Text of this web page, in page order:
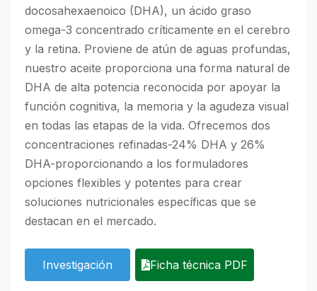
docosahexaenoico (DHA), un ácido graso
omega-3 concentrado críticamente en el cerebro
y la retina. Proviene de atún de aguas profundas,
nuestro aceite proporciona una forma natural de
DHA de alta potencia reconocida por apoyar la
función cognitiva, la memoria y la agudeza visual
en todas las etapas de la vida. Ofrecemos dos
concentraciones refinadas-24% DHA y 26%
DHA-proporcionando a los formuladores
opciones flexibles y potentes para crear
soluciones nutricionales específicas que se
destacan en el mercado.
Investigación Ficha técnica PDF